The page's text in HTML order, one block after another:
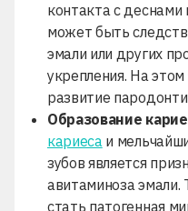
контакта с деснами
может быть
эмали или других
укрепления. На
развитие
Образование
кариесаи
зубов является
авитаминоза
стать патогенная